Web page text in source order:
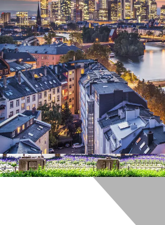
Ihre Cookie-Präferenzen verwalten
Wählen Sie, welche Cookies Sie auf
Die Cookierichtlinie finden Siehier.
Notwendig